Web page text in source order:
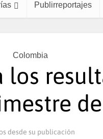
Publirreportajes
Colombia
los
desde su publicación